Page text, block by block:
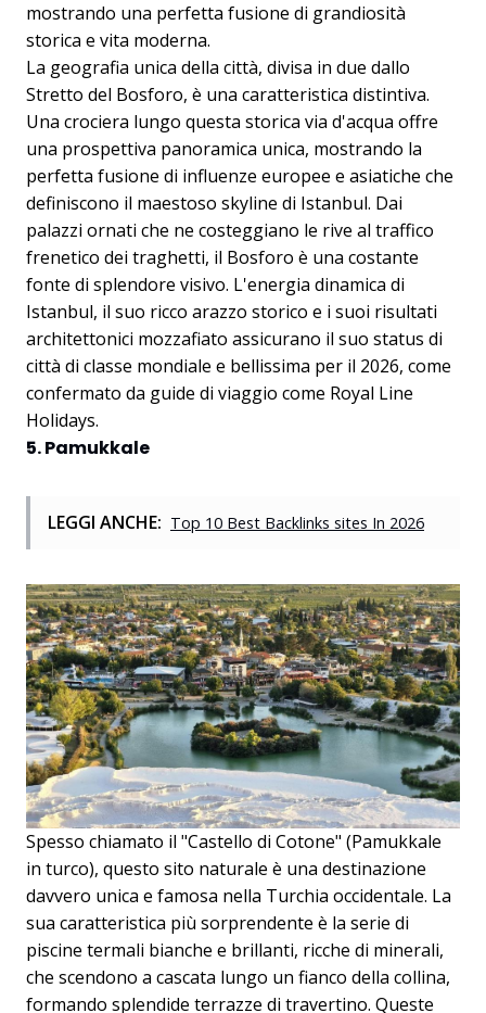
mostrando una perfetta fusione di grandiosità
storica e vita moderna.
La geografia unica della città, divisa in due dallo
Stretto del Bosforo, è una caratteristica distintiva.
Una crociera lungo questa storica via d'acqua offre
una prospettiva panoramica unica, mostrando la
perfetta fusione di influenze europee e asiatiche che
definiscono il maestoso skyline di Istanbul. Dai
palazzi ornati che ne costeggiano le rive al traffico
frenetico dei traghetti, il Bosforo è una costante
fonte di splendore visivo. L'energia dinamica di
Istanbul, il suo ricco arazzo storico e i suoi risultati
architettonici mozzafiato assicurano il suo status di
città di classe mondiale e bellissima per il 2026, come
confermato da guide di viaggio come Royal Line
Holidays.
5. Pamukkale
LEGGI ANCHE: Top 10 Best Backlinks sites In 2026
Spesso chiamato il "Castello di Cotone" (Pamukkale
in turco), questo sito naturale è una destinazione
davvero unica e famosa nella Turchia occidentale. La
sua caratteristica più sorprendente è la serie di
piscine termali bianche e brillanti, ricche di minerali,
che scendono a cascata lungo un fianco della collina,
formando splendide terrazze di travertino. Queste